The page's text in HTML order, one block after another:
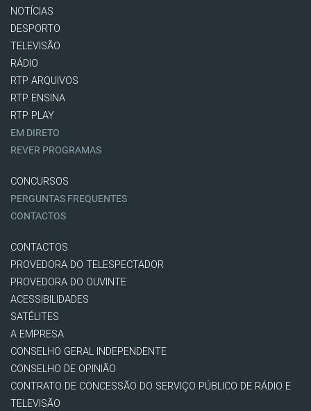
NOTÍCIAS
DESPORTO
TELEVISÃO
RÁDIO
RTP ARQUIVOS
RTP ENSINA
RTP PLAY
EM DIRETO
REVER PROGRAMAS
CONCURSOS
PERGUNTAS FREQUENTES
CONTACTOS
CONTACTOS
PROVEDORA DO TELESPECTADOR
PROVEDORA DO OUVINTE
ACESSIBILIDADES
SATÉLITES
A EMPRESA
CONSELHO GERAL INDEPENDENTE
CONSELHO DE OPINIÃO
CONTRATO DE CONCESSÃO DO SERVIÇO PÚBLICO DE RÁDIO E
TELEVISÃO